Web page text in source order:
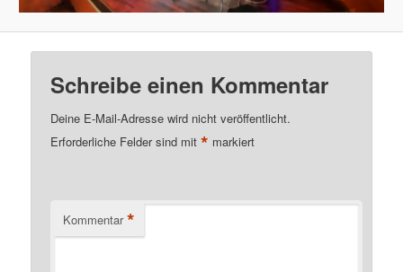
Schreibe einen Kommentar
Deine E-Mail-Adresse wird nicht veröffentlicht.
Erforderliche Felder sind mit* markiert
Kommentar *